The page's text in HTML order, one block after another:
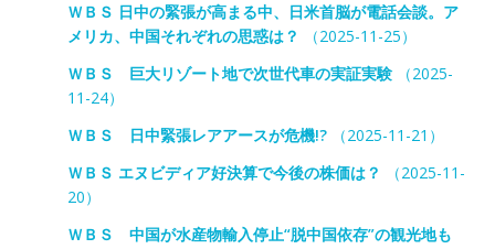
ＷＢＳ 日中の緊張が高まる中、日米首脳が電話会談。ア
メリカ、中国それぞれの思惑は？
（2025-11-25）
ＷＢＳ 巨大リゾート地で次世代車の実証実験（2025-
11-24）
ＷＢＳ 日中緊張レアアースが危機!?（2025-11-21）
ＷＢＳ エヌビディア好決算で今後の株価は？
（2025-11-
20）
ＷＢＳ 中国が水産物輸入停止“脱中国依存”の観光地も